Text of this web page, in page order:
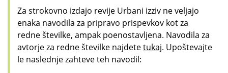
Za strokovno izdajo revije Urbani izziv ne veljajo
enaka navodila za pripravo prispevkov kot za
redne številke, ampak poenostavljena. Navodila za
avtorje za redne številke najdetetukaj. Upoštevajte
le naslednje zahteve teh navodil: